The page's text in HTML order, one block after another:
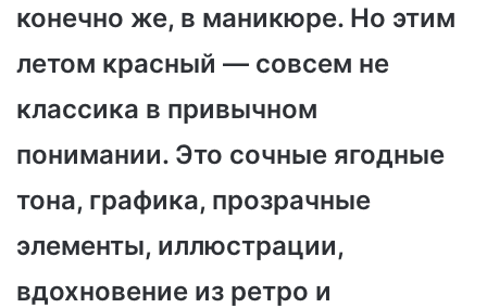
конечно же, в маникюре. Но этим
летом красный — совсем не
классика в привычном
понимании. Это сочные ягодные
тона, графика, прозрачные
элементы, иллюстрации,
вдохновение из ретро и